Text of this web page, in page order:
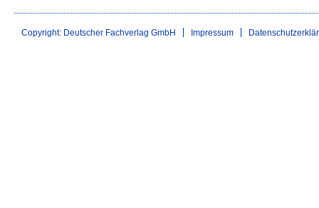
Copyright: Deutscher Fachverlag GmbH Impressum